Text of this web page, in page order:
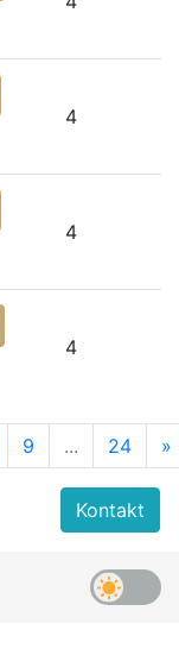
4
4
4
9 ... 24 »
Kontakt